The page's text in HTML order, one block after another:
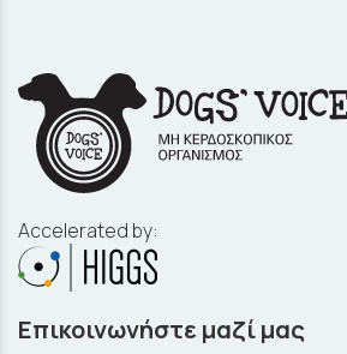
Accelerated by:
Επικοινωνήστε μαζί μας